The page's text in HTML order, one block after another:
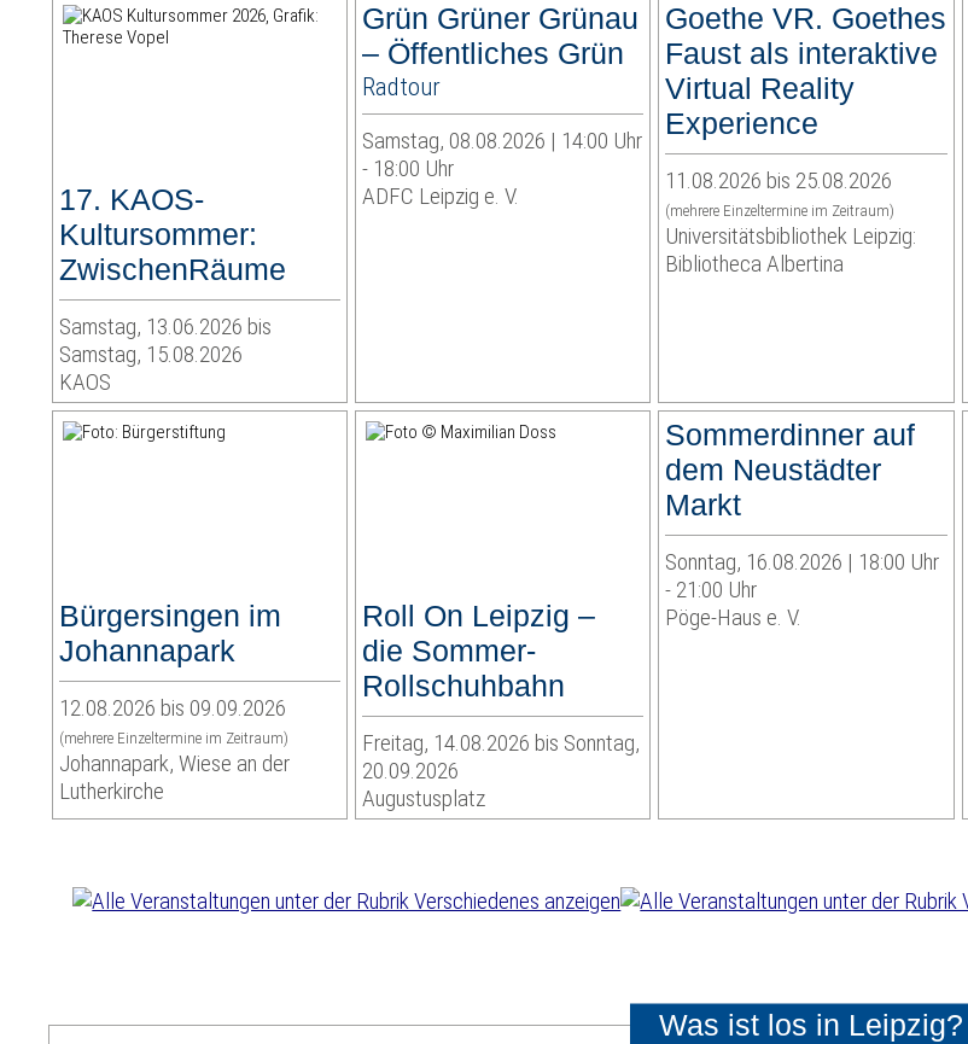
17. KAOS-
Kultursommer:
ZwischenRäume
Samstag, 13.06.2026 bis
Samstag, 15.08.2026
KAOS
Grün Grüner Grünau
– Öffentliches Grün
Radtour
Samstag, 08.08.2026 | 14:00 Uhr
- 18:00 Uhr
ADFC Leipzig e. V.
Goethe VR. Goethes
Faust als interaktive
Virtual Reality
Experience
11.08.2026 bis 25.08.2026
(mehrere Einzeltermine im Zeitraum)
Universitätsbibliothek Leipzig:
Bibliotheca Albertina
Bürgersingen im
Johannapark
12.08.2026 bis 09.09.2026
(mehrere Einzeltermine im Zeitraum)
Johannapark, Wiese an der
Lutherkirche
Roll On Leipzig –
die Sommer-
Rollschuhbahn
Freitag, 14.08.2026 bis Sonntag,
20.09.2026
Augustusplatz
Sommerdinner auf
dem Neustädter
Markt
Sonntag, 16.08.2026 | 18:00 Uhr
- 21:00 Uhr
Pöge-Haus e. V.
Was ist los in Leipzig?